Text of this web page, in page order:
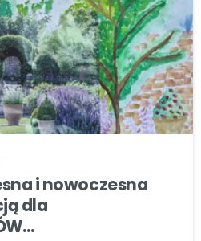
i nowoczesna
dla